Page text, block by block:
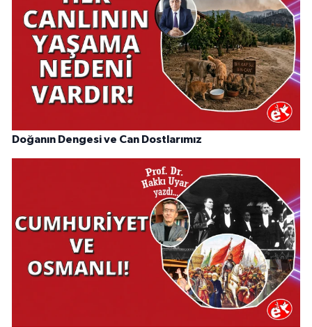
Doğanın Dengesi ve Can Dostlarımız